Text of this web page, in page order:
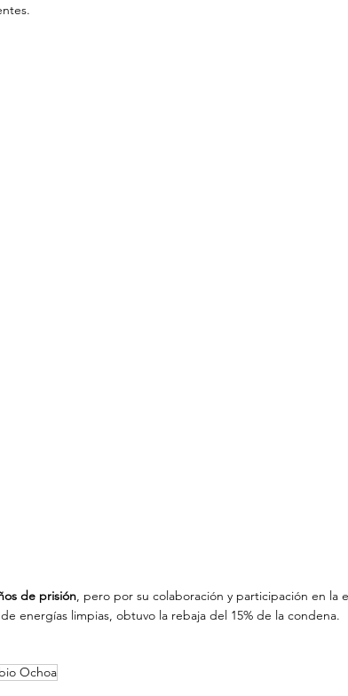
de prisión, pero por su colaboración y participación en la
energías limpias, obtuvo la rebaja del 15% de la condena.
Ochoa